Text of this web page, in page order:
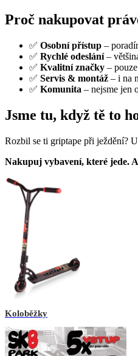
Proč nakupovat
✅ Osobní přístup –
✅ Rychlé odeslání–
✅ Kvalitní značky –
✅ Servis & montáž – i na
✅ Komunita – nejsme jen
Jsme tu, když tě to
Rozbil se ti griptape při ježdění?
Nakupuj vybavení, které jede.
Koloběžky